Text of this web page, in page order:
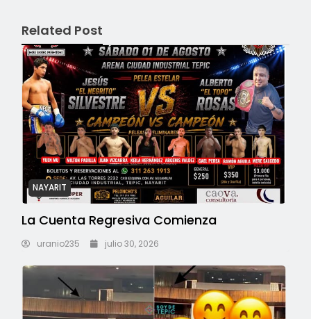
Related Post
NAYARIT
La Cuenta Regresiva Comienza
uranio235 julio 30, 2026